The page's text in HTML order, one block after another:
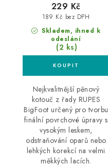
Skladem, ihned k
odeslání
(2 ks)
189 Kč bez DPH
229 Kč
Nejkvalitnější pěnový
kotouč z řady RUPES
BigFoot určený pro tvorbu
finální povrchové úpravy s
vysokým leskem,
odstraňování oparů nebo
lehkých korekcí na velmi
měkkých lacích.